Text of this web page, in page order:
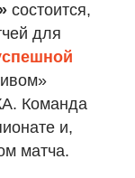
состоится,
для
Команда
и,
матча.